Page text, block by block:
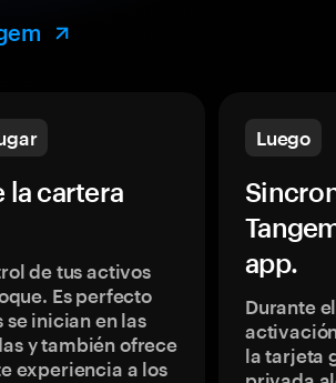
la cartera
de tus activos
Es perfecto
se inician en las
y también ofrece
experiencia a los
Luego
app.
Durante
la tarjeta